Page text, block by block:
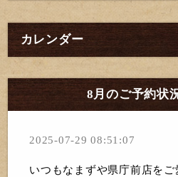
カレンダー
8月のご予約状
2025-07-29 08:51:07
いつもなまずや県庁前店をご